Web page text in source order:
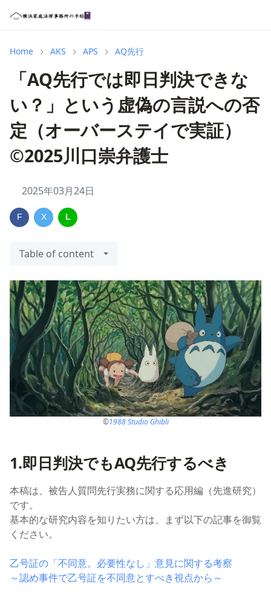
Home AKS APS AQ先行
「AQ先行では即日判決できな
い？」という虚偽の言説への否
定（オーバーステイで実証）
©2025川口崇弁護士
2025年03月24日
F X L
Table of content
©1988 Studio Ghibli
1.即日判決でもAQ先行するべき
本稿は、被告人質問先行実務に関する応用編（先進研究）
です。
基本的な研究内容を知りたい方は、まず以下の記事を御覧
ください。
乙号証の「不同意。必要性なし」意見に関する考察
～認め事件で乙号証を不同意とすべき視点から～